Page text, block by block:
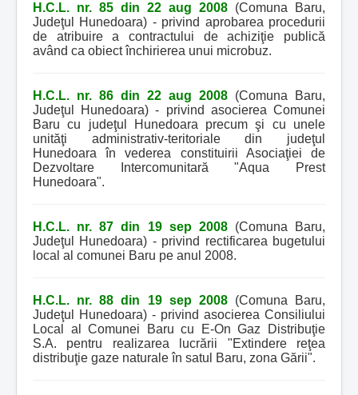
H.C.L. nr. 85 din 22 aug 2008 (Comuna Baru,
Judeţul Hunedoara) - privind aprobarea procedurii
de atribuire a contractului de achiziţie publică
având ca obiect închirierea unui microbuz.
H.C.L. nr. 86 din 22 aug 2008 (Comuna Baru,
Judeţul Hunedoara) - privind asocierea Comunei
Baru cu judeţul Hunedoara precum şi cu unele
unităţi administrativ-teritoriale din judeţul
Hunedoara în vederea constituirii Asociaţiei de
Dezvoltare Intercomunitară "Aqua Prest
Hunedoara".
H.C.L. nr. 87 din 19 sep 2008(Comuna Baru,
Judeţul Hunedoara) - privind rectificarea bugetului
local al comunei Baru pe anul 2008.
H.C.L. nr. 88 din 19 sep 2008(Comuna Baru,
Judeţul Hunedoara) - privind asocierea Consiliului
Local al Comunei Baru cu E-On Gaz Distribuţie
S.A. pentru realizarea lucrării "Extindere reţea
distribuţie gaze naturale în satul Baru, zona Gării".